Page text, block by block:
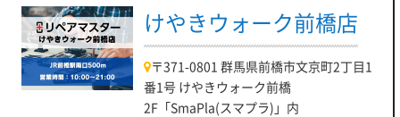
けやきウォーク前橋店
〒371-0801 群馬県前橋市文京町2丁目1
番1号 けやきウォーク前橋
2F「SmaPla(スマプラ)」内